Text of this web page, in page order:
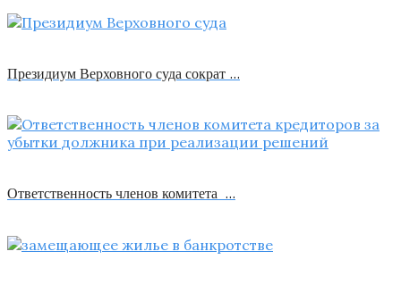
Президиум Верховного суда сократ …
Ответственность членов комитета …